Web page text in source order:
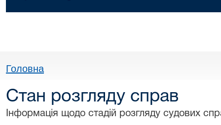
Головна
Стан розгляду справ
Інформація щодо стадій розгляду судових